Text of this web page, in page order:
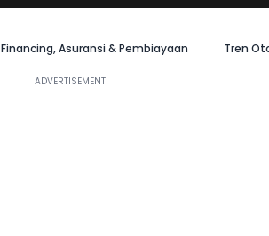
Financing, Asuransi & Pembiayaan Tren